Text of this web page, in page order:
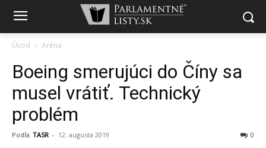
Úvod Aréna
Boeing smerujúci do Číny sa
musel vrátiť. Technický
problém
Podľa TASR - 12. augusta 2019 0